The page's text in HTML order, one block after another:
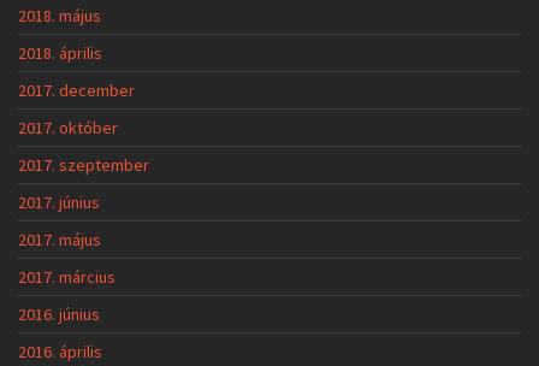
2018. május
2018. április
2017. december
2017. október
2017. szeptember
2017. június
2017. május
2017. március
2016. június
2016. április